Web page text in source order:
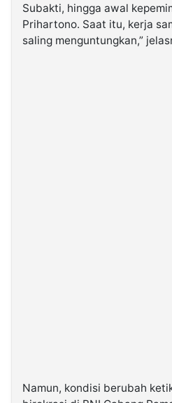
Subakti, hingga awal
Prihartono. Saat itu, kerja
saling menguntungkan,”
Namun, kondisi berubah